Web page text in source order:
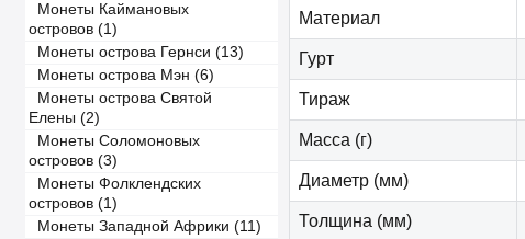
Монеты Каймановых
островов (1)
Монеты острова Гернси (13)
Монеты острова Мэн (6)
Монеты острова Святой
Елены (2)
Монеты Соломоновых
островов (3)
Монеты Фолклендских
островов (1)
Монеты Западной Африки (11)
Материал
Гурт
Тираж
Масса (г)
Диаметр (мм)
Толщина (мм)